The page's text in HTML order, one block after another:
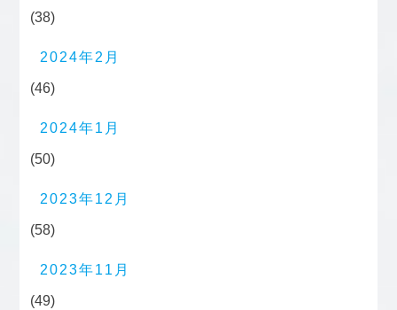
(38)
2024年2月
(46)
2024年1月
(50)
2023年12月
(58)
2023年11月
(49)